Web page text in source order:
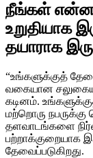
நீங்கள் என்ன
உறுதியாக
தயாராக
“உங்களுக்குத்
வகையான
கடினம்.
மற்றொரு
தளவாடங்களை
பற்றாக்குறையாக
தேவைப்படுகிறது.